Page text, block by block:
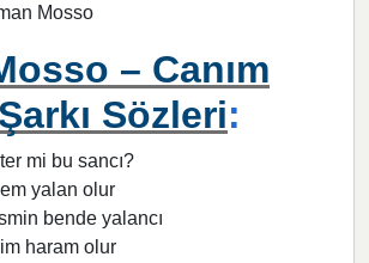
Mosso
– Canım
Sözleri:
mi bu sancı?
yalan olur
bende yalancı
haram olur